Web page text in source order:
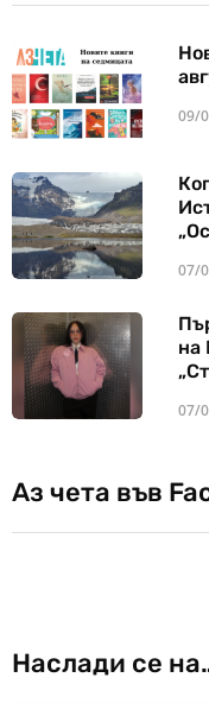
09/
07/
на
07/
Аз чета във
Наслади се